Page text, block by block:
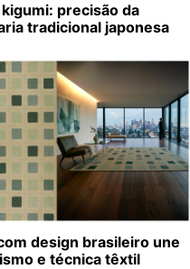
precisão da
tradicional japonesa
design brasileiro une
e técnica têxtil